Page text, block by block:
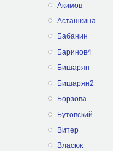
Акимов
Асташкина
Бабанин
Баринов4
Бишарян
Бишарян2
Борзова
Бутовский
Витер
Власюк